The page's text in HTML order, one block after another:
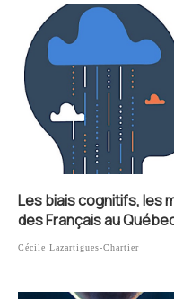
Les biais cognitifs, les
des Français au
Cécile Lazartigues-Chartier